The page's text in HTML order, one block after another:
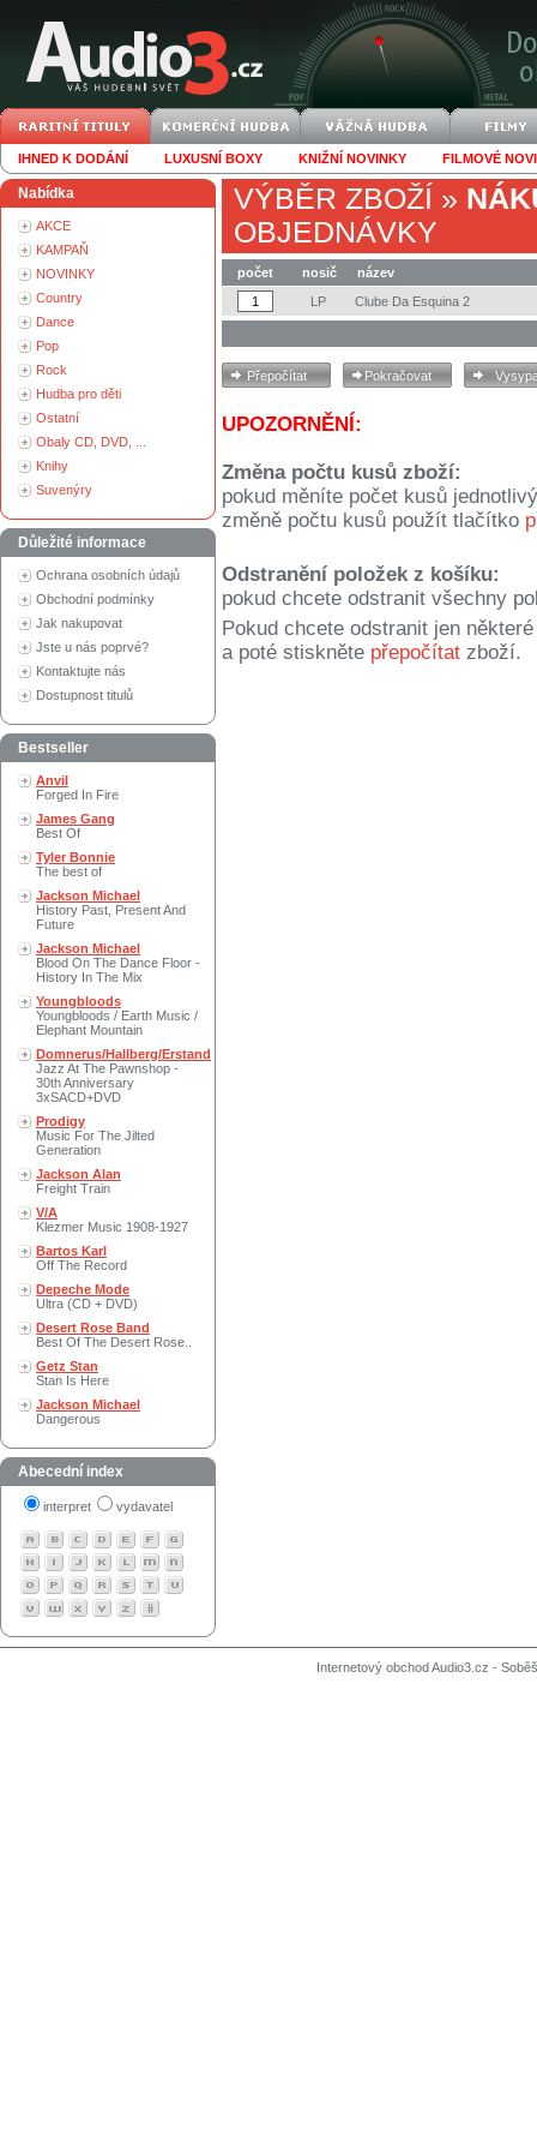
IHNED K DODÁNÍ LUXUSNÍ BOXY KNIŽNÍ NOVINKY FILMOVÉ
Nabídka
AKCE
KAMPAŇ
NOVINKY
Country
Dance
Pop
Rock
Hudba pro děti
Ostatní
Obaly CD, DVD, ...
Knihy
Suvenýry
Důležité informace
Ochrana osobních údajů
Obchodní podmínky
Jak nakupovat
Jste u nás poprvé?
Kontaktujte nás
Dostupnost titulů
Bestseller
Anvil
Forged In Fire
James Gang
Best Of
Tyler Bonnie
The best of
Jackson Michael
History Past, Present And
Future
Jackson Michael
Blood On The Dance Floor -
History In The Mix
Youngbloods
Youngbloods / Earth Music /
Elephant Mountain
Domnerus/Hallberg/Erstand
Jazz At The Pawnshop -
30th Anniversary
3xSACD+DVD
Prodigy
Music For The Jilted
Generation
Jackson Alan
Freight Train
V/A
Klezmer Music 1908-1927
Bartos Karl
Off The Record
Depeche Mode
Ultra (CD + DVD)
Desert Rose Band
Best Of The Desert Rose..
Getz Stan
Stan Is Here
Jackson Michael
Dangerous
Abecední index
interpret vydavatel
VÝBĚR ZBOŽÍ »
OBJEDNÁVKY
počet nosič
název
LP
Clube Da Esquina 2
UPOZORNĚNÍ:
Změna počtu kusů zboží:
pokud měníte počet kusů
změně počtu kusů použít tlačítko
Odstranění položek z košíku:
pokud chcete odstranit všechny
Pokud chcete odstranit jen
a poté stiskněte přepočítat zboží.
Internetový obchod Audio3.cz -